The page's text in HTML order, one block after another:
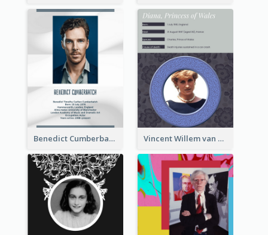
Benedict Cumberbatch Biography Vincent Willem van Gogh Biography2